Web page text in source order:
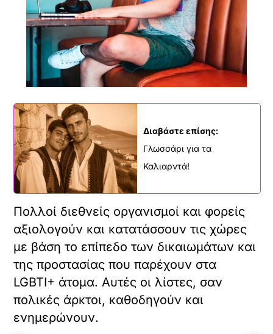
Διαβάστε επίσης:
Γλωσσάρι για τα
Καλιαρντά!
Πολλοί διεθνείς οργανισμοί και φορείς
αξιολογούν και κατατάσσουν τις χώρες
με βάση το επίπεδο των δικαιωμάτων και
της προστασίας που παρέχουν στα
LGBTI+ άτομα. Αυτές οι λίστες, σαν
πολικές άρκτοι, καθοδηγούν και
ενημερώνουν.